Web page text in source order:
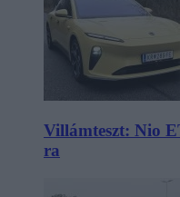
Villámteszt: Nio
ra